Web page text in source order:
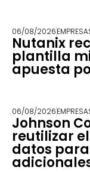
06/08/2026
Nutanix
plantilla
apuesta
06/08/2026
Johnson
reutilizar
datos